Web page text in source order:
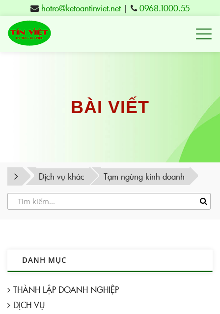
hotro@ketoantinviet.net| 0968.1000.55
Kế
Phú
Yên
tạo
Việt
-
BÀI VIẾT
Dịch vụ khác Tạm ngừng kinh doanh
DANH MỤC
THÀNH LẬP DOANH NGHIỆP
DỊCH VỤ